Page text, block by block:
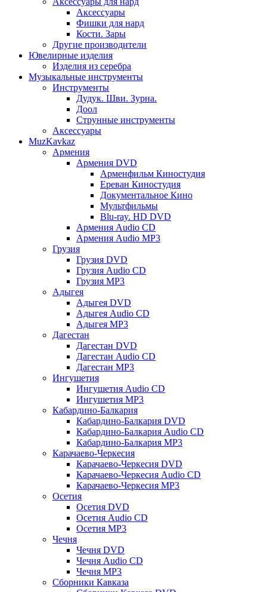
Аксессуары
Фишки для нард
Кости. Зары
Другие производители
Ювелирные изделия
Изделия из серебра
Музыкальные инструменты
Инструменты
Дудук. Шви. Зурна.
Доол
Струнные инструменты
Аксессуары
MuzKavkaz
Армения
Армения DVD
Арменфильм Киностудия
Ереван Киностудия
Документальное Кино
Мультфильмы
Blu-ray. HD DVD
Армения Audio CD
Армения Audio MP3
Грузия
Грузия DVD
Грузия Audio CD
Грузия MP3
Адыгея
Адыгея DVD
Адыгея Audio CD
Адыгея MP3
Дагестан
Дагестан DVD
Дагестан Audio CD
Дагестан MP3
Ингушетия
Ингушетия Audio CD
Ингушетия MP3
Кабардино-Балкария
Кабардино-Балкария DVD
Кабардино-Балкария Audio CD
Кабардино-Балкария MP3
Карачаево-Черкесия
Карачаево-Черкесия DVD
Карачаево-Черкесия Audio CD
Карачаево-Черкесия MP3
Осетия
Осетия DVD
Осетия Audio CD
Осетия MP3
Чечня
Чечня DVD
Чечня Audio CD
Чечня MP3
Сборники Кавказа